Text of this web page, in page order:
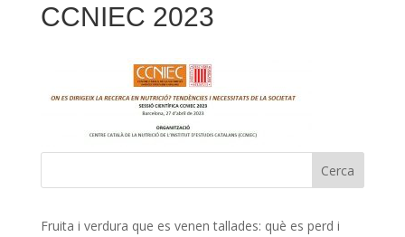
CCNIEC 2023
Fruita i verdura que es venen tallades: què es perd i